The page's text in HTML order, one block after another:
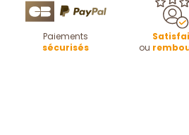
Paiements
sécurisés
ou